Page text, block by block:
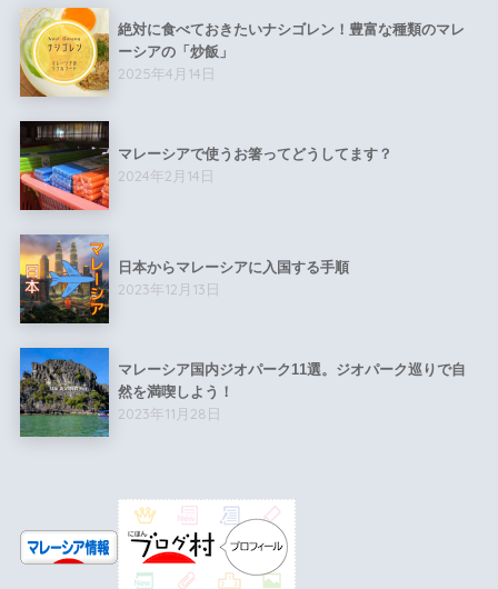
絶対に食べておきたいナシゴレン！豊富な種類のマレ
ーシアの「炒飯」
2025年4月14日
マレーシアで使うお箸ってどうしてます？
2024年2月14日
日本からマレーシアに入国する手順
2023年12月13日
マレーシア国内ジオパーク11選。ジオパーク巡りで自
然を満喫しよう！
2023年11月28日